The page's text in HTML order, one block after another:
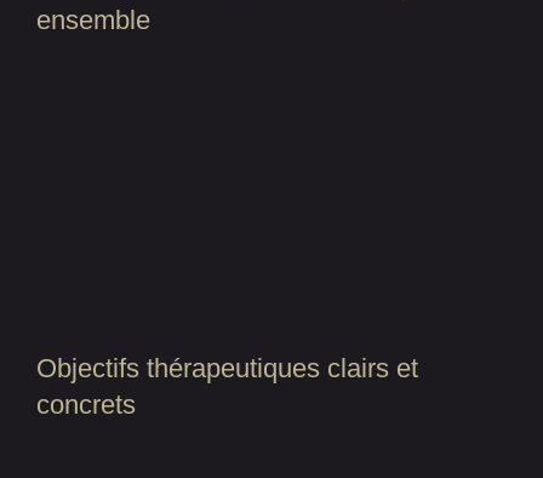
ensemble
Objectifs thérapeutiques clairs et
concrets